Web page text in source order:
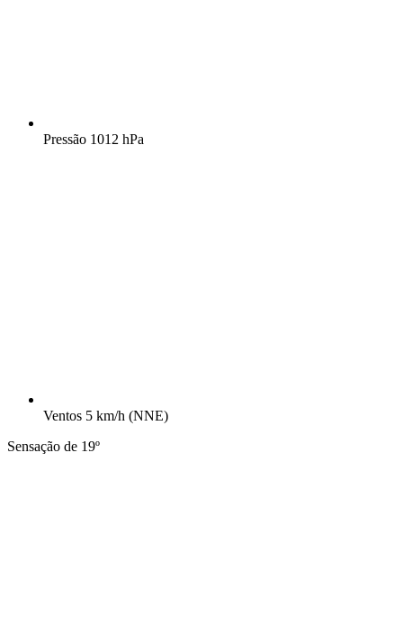
Pressão 1012 hPa
Ventos 5 km/h (NNE)
Sensação de 19º